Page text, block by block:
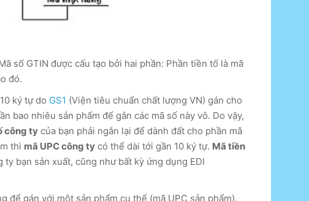
số GTIN được cấu tạo bởi hai phần: Phần tiền tố là mã
đó.
ký tự do GS1 (Viện tiêu chuẩn chất lượng VN) gán cho
bao nhiêu sản phẩm để gắn các mã số này vô. Do vậy,
công tycủa bạn phải ngắn lại để dành đất cho phần mã
thì mã UPC công tycó thể dài tới gần 10 ký tự. Mã tiền
bạn sản xuất, cũng như bất kỳ ứng dụng EDI
để gán với một sản phẩm cụ thể (mã UPC sản phẩm).